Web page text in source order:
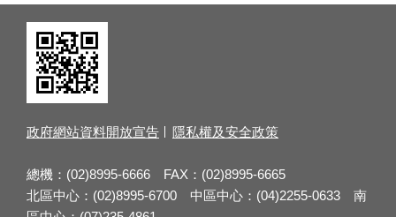
政府網站資料開放宣告 隱私權及安全政策
總機：(02)8995-6666 FAX：(02)8995-6665
北區中心：(02)8995-6700 中區中心：(04)2255-0633 南